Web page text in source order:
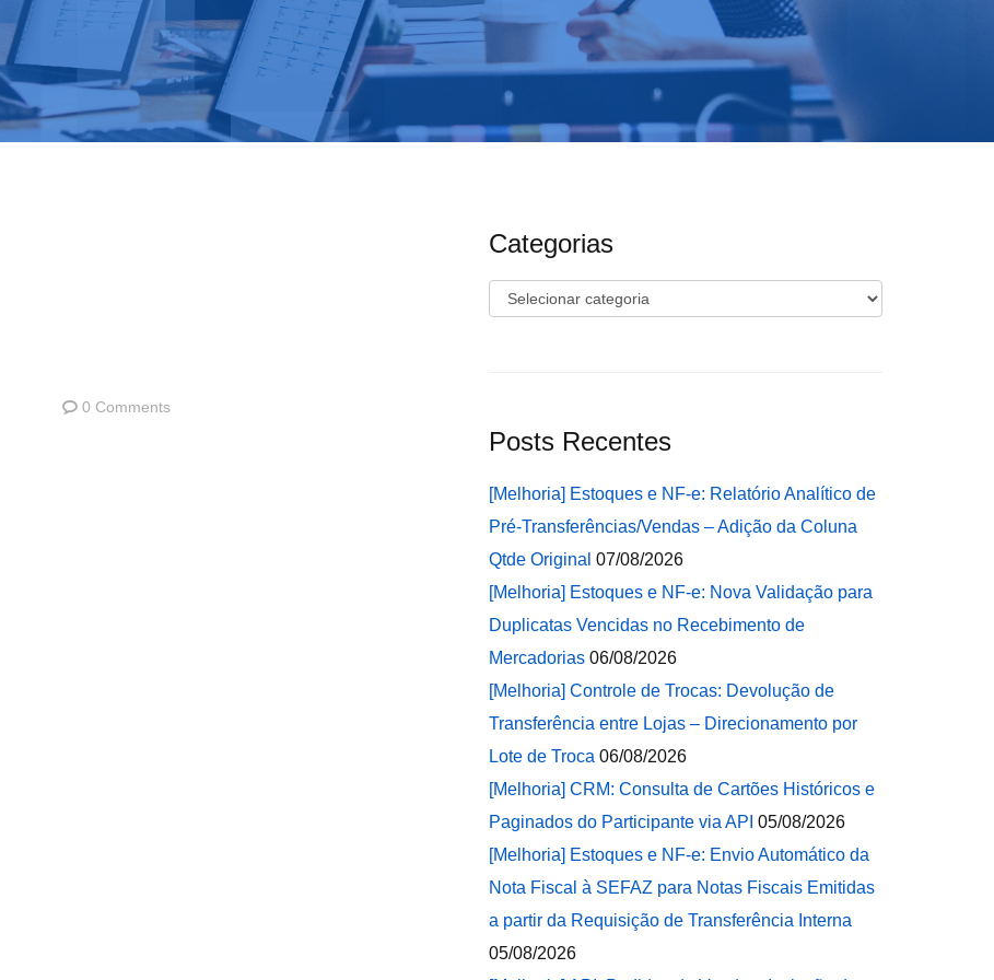
0 Comments
Categorias
Categorias
Posts Recentes
[Melhoria] Estoques e NF-e: Relatório Analítico de
Pré-Transferências/Vendas – Adição da Coluna
Qtde Original 07/08/2026
[Melhoria] Estoques e NF-e: Nova Validação para
Duplicatas Vencidas no Recebimento de
Mercadorias 06/08/2026
[Melhoria] Controle de Trocas: Devolução de
Transferência entre Lojas – Direcionamento por
Lote de Troca 06/08/2026
[Melhoria] CRM: Consulta de Cartões Históricos e
Paginados do Participante via API 05/08/2026
[Melhoria] Estoques e NF-e: Envio Automático da
Nota Fiscal à SEFAZ para Notas Fiscais Emitidas
a partir da Requisição de Transferência Interna
05/08/2026